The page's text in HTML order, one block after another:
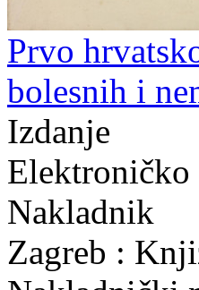
Prvo
bolesnih i
Izdanje
Nakladnik
Zagreb :